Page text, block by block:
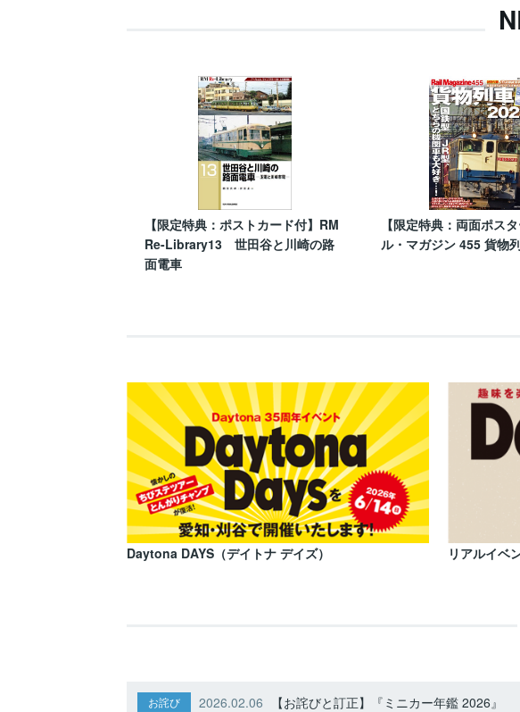
【限定特典：ポストカード付】RM
Re-Library13 世田谷と川崎の路
面電車
【限定特典：両面ポス
ル・マガジン 455 貨物
Daytona DAYS（デイトナ デイズ） リアルイベ
お詫び 2026.02.06 【お詫びと訂正】『ミニカー年鑑 2026』